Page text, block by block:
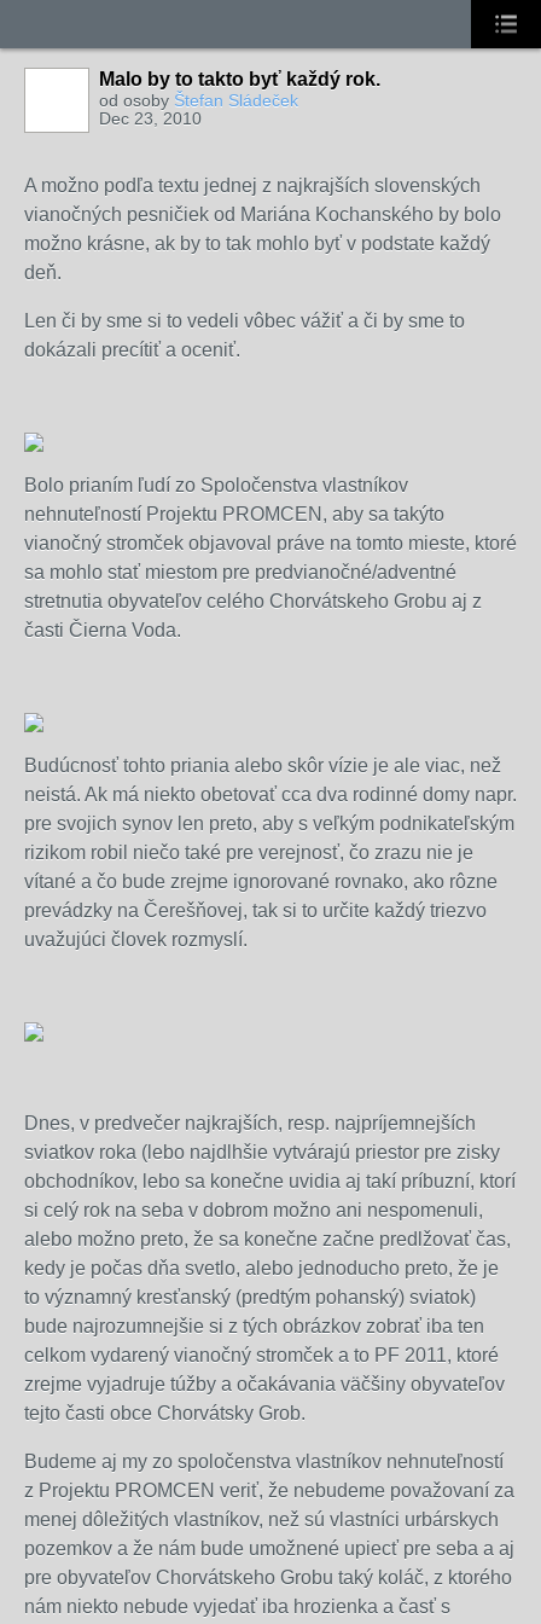
Malo by to takto byť každý rok.
od osoby Štefan Sládeček
Dec 23, 2010
A možno podľa textu jednej z najkrajších slovenských
vianočných pesničiek od Mariána Kochanského by bolo
možno krásne, ak by to tak mohlo byť v podstate každý
deň.
Len či by sme si to vedeli vôbec vážiť a či by sme to
dokázali precítiť a oceniť.
Bolo prianím ľudí zo Spoločenstva vlastníkov
nehnuteľností Projektu PROMCEN, aby sa takýto
vianočný stromček objavoval práve na tomto mieste, ktoré
sa mohlo stať miestom pre predvianočné/adventné
stretnutia obyvateľov celého Chorvátskeho Grobu aj z
časti Čierna Voda.
Budúcnosť tohto priania alebo skôr vízie je ale viac, než
neistá. Ak má niekto obetovať cca dva rodinné domy napr.
pre svojich synov len preto, aby s veľkým podnikateľským
rizikom robil niečo také pre verejnosť, čo zrazu nie je
vítané a čo bude zrejme ignorované rovnako, ako rôzne
prevádzky na Čerešňovej, tak si to určite každý triezvo
uvažujúci človek rozmyslí.
Dnes, v predvečer najkrajších, resp. najpríjemnejších
sviatkov roka (lebo najdlhšie vytvárajú priestor pre zisky
obchodníkov, lebo sa konečne uvidia aj takí príbuzní, ktorí
si celý rok na seba v dobrom možno ani nespomenuli,
alebo možno preto, že sa konečne začne predlžovať čas,
kedy je počas dňa svetlo, alebo jednoducho preto, že je
to významný kresťanský (predtým pohanský) sviatok)
bude najrozumnejšie si z tých obrázkov zobrať iba ten
celkom vydarený vianočný stromček a to PF 2011, ktoré
zrejme vyjadruje túžby a očakávania väčšiny obyvateľov
tejto časti obce Chorvátsky Grob.
Budeme aj my zo spoločenstva vlastníkov nehnuteľností
z Projektu PROMCEN veriť, že nebudeme považovaní za
menej dôležitých vlastníkov, než sú vlastníci urbárskych
pozemkov a že nám bude umožnené upiecť pre seba a aj
pre obyvateľov Chorvátskeho Grobu taký koláč, z ktorého
nám niekto nebude vyjedať iba hrozienka a časť s